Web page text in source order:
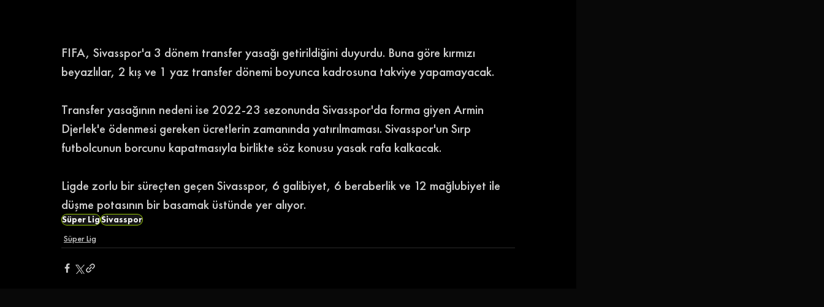
FIFA, Sivasspor'a 3 dönem transfer yasağı getirildiğini duyurdu. Buna göre kırmızı
beyazlılar, 2 kış ve 1 yaz transfer dönemi boyunca kadrosuna takviye yapamayacak.
Transfer yasağının nedeni ise 2022-23 sezonunda Sivasspor'da forma giyen Armin
Djerlek'e ödenmesi gereken ücretlerin zamanında yatırılmaması. Sivasspor'un Sırp
futbolcunun borcunu kapatmasıyla birlikte söz konusu yasak rafa kalkacak.
Ligde zorlu bir süreçten geçen Sivasspor, 6 galibiyet, 6 beraberlik ve 12 mağlubiyet ile
düşme potasının bir basamak üstünde yer alıyor.
Süper LigSivasspor
Süper Lig